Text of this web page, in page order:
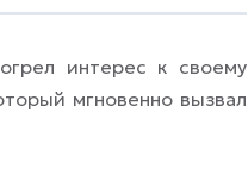
интерес к своему
мгновенно вызвал